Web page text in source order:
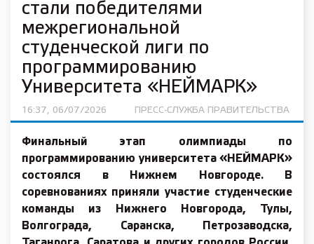
стали победителями
межрегиональной
студенческой лиги по
программированию
Университета «НЕЙМАРК»
16:37, 06/07/2026 ПРЕСС-СЛУЖБА ПРАВИТЕЛЬСТВА
Финальный этап олимпиады по
программированию университета «НЕЙМАРК»
состоялся в Нижнем Новгороде. В
соревнованиях приняли участие студенческие
команды из Нижнего Новгорода, Тулы,
Волгограда, Саранска, Петрозаводска,